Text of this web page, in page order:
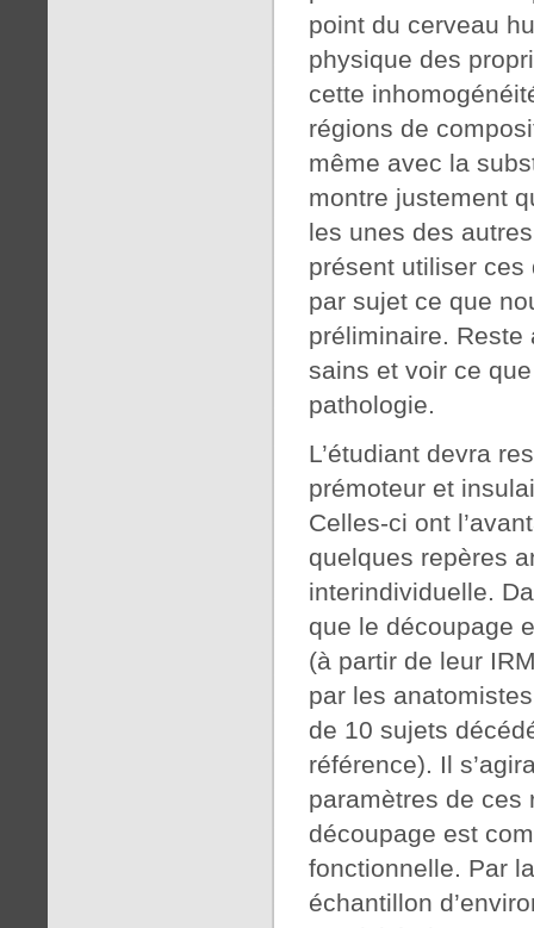
point du cerveau
physique des
cette
régions de
même avec la
montre justement
les unes des
présent utiliser
par sujet ce que
préliminaire. Reste
sains et voir ce
pathologie.
L’étudiant devra
prémoteur et
Celles-ci ont
quelques repères
interindividuelle.
que le découpage
(à partir de leur
par les
de 10 sujets
référence). Il
paramètres de ces
découpage est
fonctionnelle. Par
échantillon